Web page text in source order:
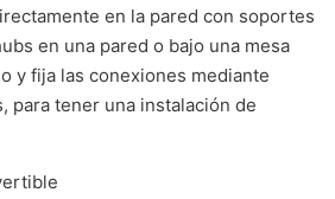
en la pared con soportes
en una pared o bajo una mesa
y fija las conexiones mediante
para tener una instalación de